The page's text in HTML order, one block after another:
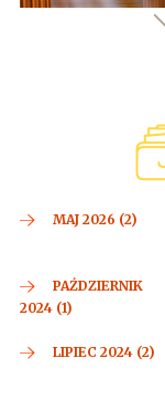
MAJ 2026 (2)
PAŹDZIERNIK
2024 (1)
LIPIEC 2024 (2)